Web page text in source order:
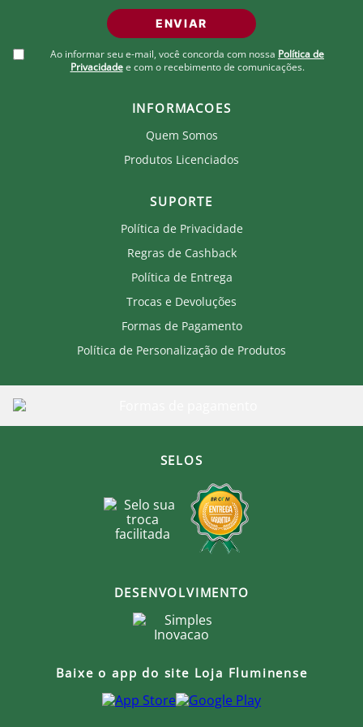
poderá ter uma pequenina variação. Produto Oficial
Licenciado do Fluminense. Ao comprar um produto
oficial você fortalece seu clube que recebe royalties
com a venda de cada produto.
ENVIAR
Ao informar seu e-mail, você concorda com nossa Política de
Privacidade e com o recebimento de comunicações.
INFORMACOES
Quem Somos
Produtos Licenciados
SUPORTE
Política de Privacidade
Regras de Cashback
Política de Entrega
Trocas e Devoluções
Formas de Pagamento
Política de Personalização de Produtos
SELOS
DESENVOLVIMENTO
Baixe o app do site Loja Fluminense